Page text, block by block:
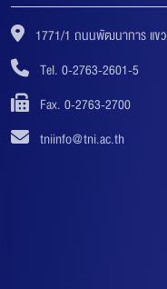
1771/1 ถนนพัฒนาการ แขว
Tel. 0-2763-2601-5
Fax. 0-2763-2700
tniinfo@tni.ac.th